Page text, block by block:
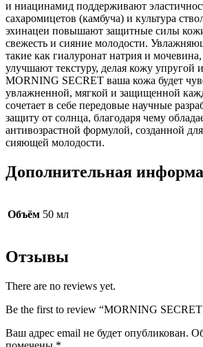
и ниацинамид поддерживают
сахаромицетов (камбуча) и культура
эхинацеи повышают защитные силы
свежесть и сияние молодости.
такие как гиалуронат натрия и
улучшают текстуру, делая кожу упругой
MORNING SECRET ваша кожа будет
увлажненной, мягкой и защищенной
сочетает в себе передовые научные
защиту от солнца, благодаря чему
антивозрастной формулой, созданной
сияющей молодости.
Дополнительная
Объём 50 мл
Отзывы
There are no reviews yet.
Be the first to review “MORNING
Ваш адрес email не будет опубликован.